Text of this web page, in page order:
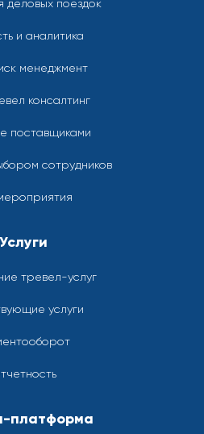
деловых поездок
и аналитика
менеджмент
консалтинг
поставщиками
сотрудников
Услуги
тревел-услуг
услуги
платформа